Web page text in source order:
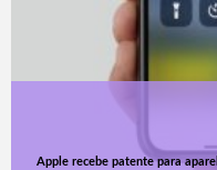
Apple recebe patente para